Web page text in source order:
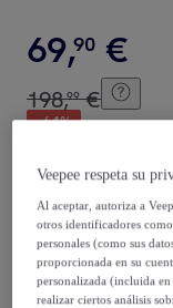
69,90 €
198,99 €
-64%
Vendido por Aosom
Entrega
Veepee respeta su
Al aceptar, autoriza a
otros identificadores
personales (como sus
proporcionada en su
personalizada (incluida
realizar ciertos análisis